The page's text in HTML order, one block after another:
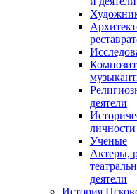
деятели
личности
Ученые
Актеры,
деятели
История